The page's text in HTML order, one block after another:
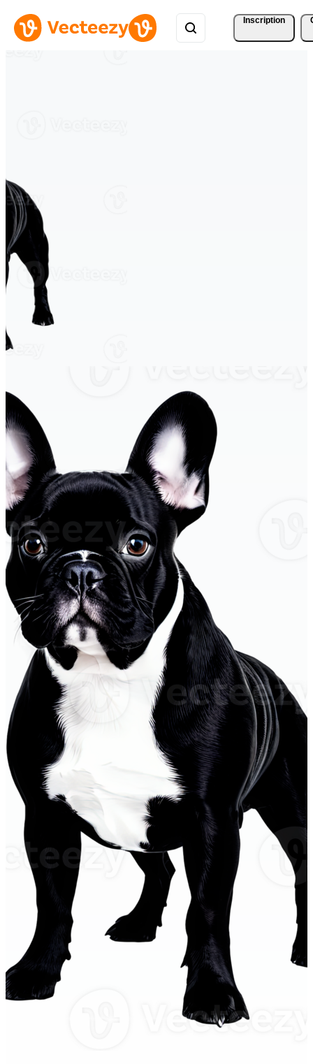
Inscription